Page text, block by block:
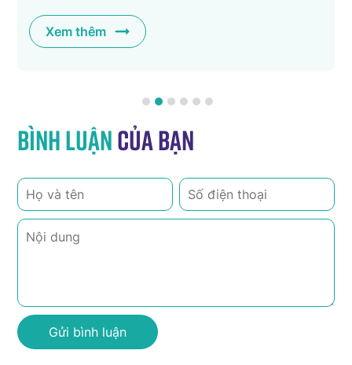
Xem thêm
Bình luậncủa bạn